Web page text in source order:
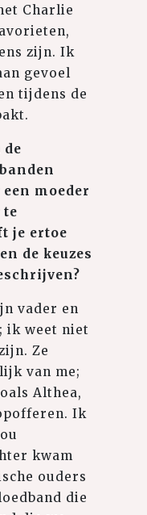
Charlie
zijn. Ik
gevoel
tijdens de
moeder
te
je ertoe
de keuzes
vader en
ik weet niet
Ze
van me;
Althea,
Ik
kwam
ouders
die